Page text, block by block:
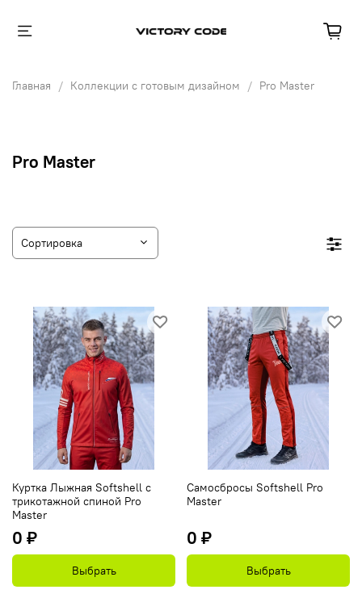
Главная Коллекции с готовым дизайном Pro Master
Pro Master
Куртка Лыжная Softshell с
трикотажной спиной Pro
Master
0 ₽
Выбрать
Самосбросы Softshell Pro
Master
0 ₽
Выбрать